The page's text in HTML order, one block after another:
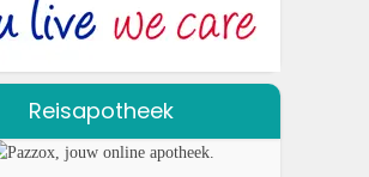
Reisapotheek